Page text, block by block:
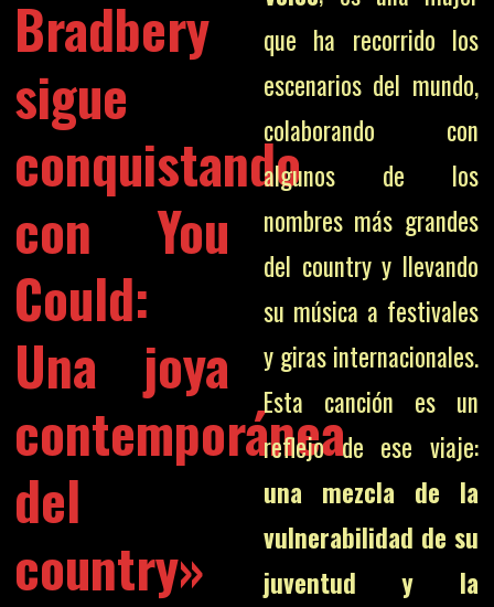
Bradbery
sigue
conquistando
conYou
Could:
Una joya
contemporánea
del
country»
que ha recorrido los
escenarios del mundo,
colaborando con
algunos de los
nombres más grandes
del country y llevando
su música a festivales
y giras internacionales.
Esta canción es un
reflejo de ese viaje:
una mezcla de la
vulnerabilidad de su
juventud y la